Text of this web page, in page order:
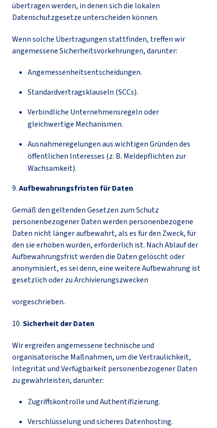
übertragen werden, in denen sich die lokalen
Datenschutzgesetze unterscheiden können.
Wenn solche Übertragungen stattfinden, treffen wir
angemessene Sicherheitsvorkehrungen, darunter:
Angemessenheitsentscheidungen.
Standardvertragsklauseln (SCCs).
Verbindliche Unternehmensregeln oder
gleichwertige Mechanismen.
Ausnahmeregelungen aus wichtigen Gründen des
öffentlichen Interesses (z. B. Meldepflichten zur
Wachsamkeit).
9.Aufbewahrungsfristen für Daten
Gemäß den geltenden Gesetzen zum Schutz
personenbezogener Daten werden personenbezogene
Daten nicht länger aufbewahrt, als es für den Zweck, für
den sie erhoben wurden, erforderlich ist. Nach Ablauf der
Aufbewahrungsfrist werden die Daten gelöscht oder
anonymisiert, es sei denn, eine weitere Aufbewahrung ist
gesetzlich oder zu Archivierungszwecken
vorgeschrieben.
10.Sicherheit der Daten
Wir ergreifen angemessene technische und
organisatorische Maßnahmen, um die Vertraulichkeit,
Integrität und Verfügbarkeit personenbezogener Daten
zu gewährleisten, darunter:
Zugriffskontrolle und Authentifizierung.
Verschlüsselung und sicheres Datenhosting.